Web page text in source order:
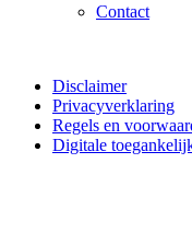
Contact
Disclaimer
Privacyverklaring
Regels en
Digitale